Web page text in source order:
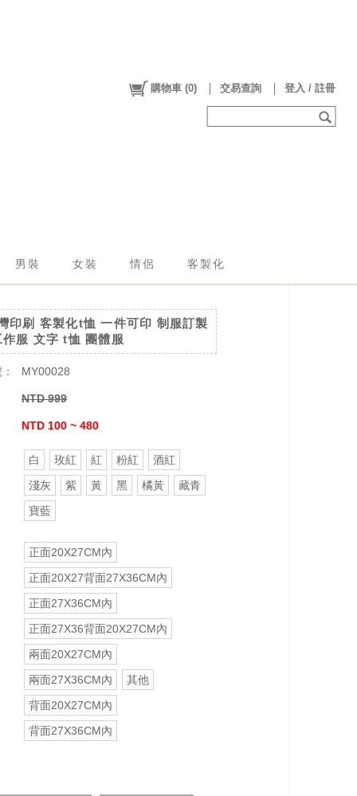
男裝 女裝 情侶 客製化
購物車 (0) 交易查詢 登入 / 註冊
印刷 客製化t恤 一件可印 制服訂製
作服 文字 t恤 團體服
MY00028
NTD 999
NTD 100 ~ 480
白 玫紅 紅 粉紅
酒紅
淺灰
紫 黃 黑 橘黃
藏青
寶藍
正面20X27CM內
正面20X27背面27X36CM內
正面27X36CM內
正面27X36背面20X27CM內
兩面20X27CM內
兩面27X36CM內
其他
背面20X27CM內
背面27X36CM內